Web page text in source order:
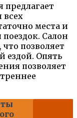
предлагает
всех
места и
Салон
позволяет
ездой. Опять
позволяет